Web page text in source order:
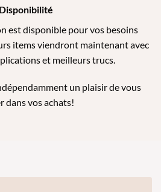
Disponibilité
est disponible pour vos besoins
items viendront maintenant avec
et meilleurs trucs.
un plaisir de vous
dans vos achats!